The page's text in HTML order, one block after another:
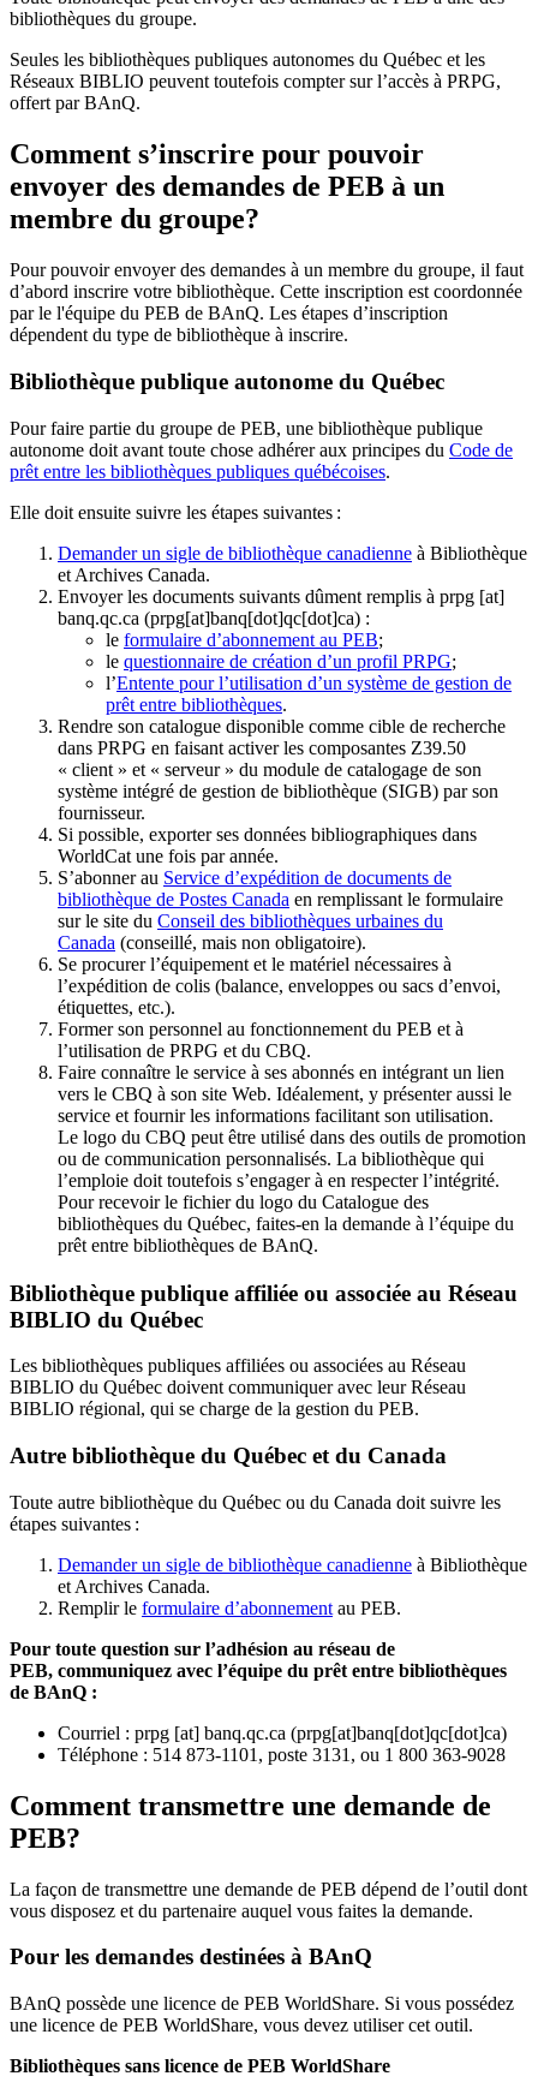
bibliothèques du groupe.
Seules les bibliothèques publiques autonomes du Québec et les
Réseaux BIBLIO peuvent toutefois compter sur l’accès à PRPG,
offert par BAnQ.
Comment s’inscrire pour pouvoir
envoyer des demandes de PEB à un
membre du groupe?
Pour pouvoir envoyer des demandes à un membre du groupe, il faut
d’abord inscrire votre bibliothèque. Cette inscription est coordonnée
par le l'équipe du PEB de BAnQ. Les étapes d’inscription
dépendent du type de bibliothèque à inscrire.
Bibliothèque publique autonome du Québec
Pour faire partie du groupe de PEB, une bibliothèque publique
autonome doit avant toute chose adhérer aux principes du Code de
prêt entre les bibliothèques publiques québécoises.
Elle doit ensuite suivre les étapes suivantes :
Demander un sigle de bibliothèque canadienne à Bibliothèque
et Archives Canada.
Envoyer les documents suivants dûment remplis à prpg [at]
banq.qc.ca (prpg[at]banq[dot]qc[dot]ca) :
le formulaire d’abonnement au PEB;
le questionnaire de création d’un profil PRPG;
l’Entente pour l’utilisation d’un système de gestion de
prêt entre bibliothèques.
Rendre son catalogue disponible comme cible de recherche
dans PRPG en faisant activer les composantes Z39.50
« client » et « serveur » du module de catalogage de son
système intégré de gestion de bibliothèque (SIGB) par son
fournisseur.
Si possible, exporter ses données bibliographiques dans
WorldCat une fois par année.
S’abonner au Service d’expédition de documents de
bibliothèque de Postes Canada en remplissant le formulaire
sur le site du Conseil des bibliothèques urbaines du
Canada (conseillé, mais non obligatoire).
Se procurer l’équipement et le matériel nécessaires à
l’expédition de colis (balance, enveloppes ou sacs d’envoi,
étiquettes, etc.).
Former son personnel au fonctionnement du PEB et à
l’utilisation de PRPG et du CBQ.
Faire connaître le service à ses abonnés en intégrant un lien
vers le CBQ à son site Web. Idéalement, y présenter aussi le
service et fournir les informations facilitant son utilisation.
Le logo du CBQ peut être utilisé dans des outils de promotion
ou de communication personnalisés. La bibliothèque qui
l’emploie doit toutefois s’engager à en respecter l’intégrité.
Pour recevoir le fichier du logo du Catalogue des
bibliothèques du Québec, faites-en la demande à l’équipe du
prêt entre bibliothèques de BAnQ.
Bibliothèque publique affiliée ou associée au Réseau
BIBLIO du Québec
Les bibliothèques publiques affiliées ou associées au Réseau
BIBLIO du Québec doivent communiquer avec leur Réseau
BIBLIO régional, qui se charge de la gestion du PEB.
Autre bibliothèque du Québec et du Canada
Toute autre bibliothèque du Québec ou du Canada doit suivre les
étapes suivantes :
Demander un sigle de bibliothèque canadienne à Bibliothèque
et Archives Canada.
Remplir le formulaire d’abonnement au PEB.
Pour toute question sur l’adhésion au réseau de
PEB, communiquez avec l’équipe du prêt entre bibliothèques
de BAnQ :
Courriel : prpg [at] banq.qc.ca (prpg[at]banq[dot]qc[dot]ca)
Téléphone : 514 873-1101, poste 3131, ou 1 800 363-9028
Comment transmettre une demande de
PEB?
La façon de transmettre une demande de PEB dépend de l’outil dont
vous disposez et du partenaire auquel vous faites la demande.
Pour les demandes destinées à BAnQ
BAnQ possède une licence de PEB WorldShare. Si vous possédez
une licence de PEB WorldShare, vous devez utiliser cet outil.
Bibliothèques sans licence de PEB WorldShare